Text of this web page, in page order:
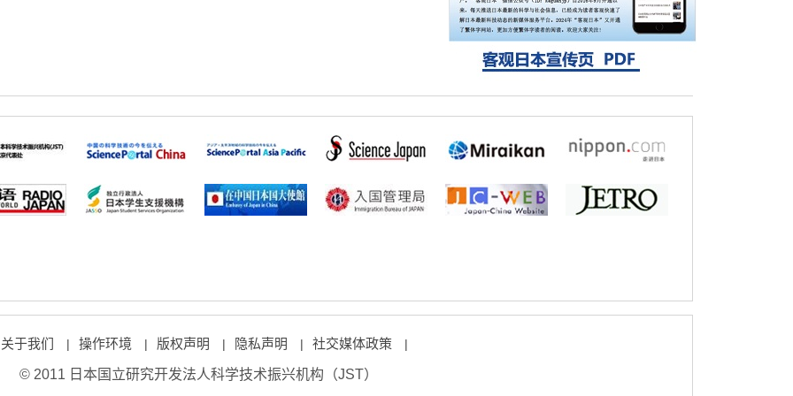
科学研究
立教大学在试管内构建长链人工基因组DNA
自我复制系统，有望实现携带大量基因的人
工细胞
关于我们 | 操作环境 | 版权声明 | 隐私声明 | 社交媒体政策 |
© 2011 日本国立研究开发法人科学技术振兴机构（JST）